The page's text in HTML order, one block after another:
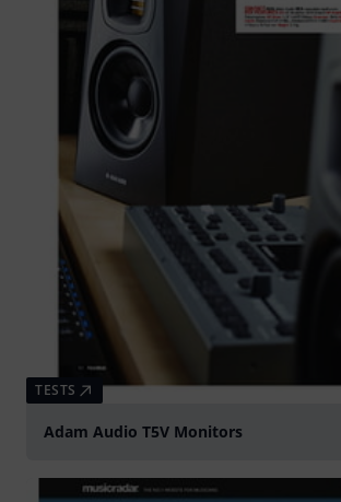
TESTS
Adam Audio T5V Monitors